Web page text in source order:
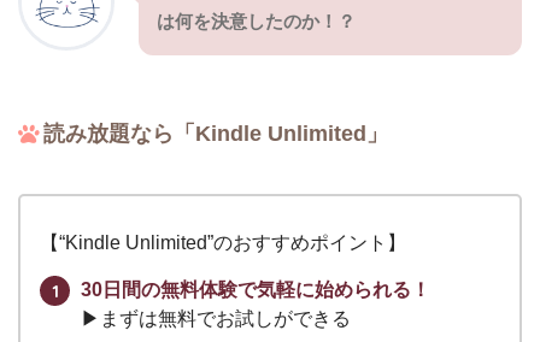
は何を決意したのか！？
読み放題なら「Kindle Unlimited」
【“Kindle Unlimited”のおすすめポイント】
30日間の無料体験で気軽に始められる！
▶︎まずは無料でお試しができる